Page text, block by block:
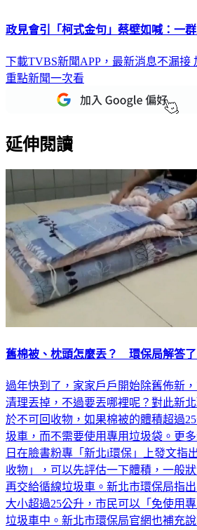
政見會引「柯式金句」蔡壁如喊：一
下載TVBS新聞APP，最新消息不漏接
重點新聞一次看
延伸閱讀
舊棉被、枕頭怎麼丟？ 環保局解答了
過年快到了，家家戶戶開始除舊佈新
清理丟掉，不過要丟哪裡呢？對此新
於不可回收物，如果棉被的體積超過
圾車，而不需要使用專用垃圾袋。更
日在臉書粉專「新北i環保」上發文指
收物」，可以先評估一下體積，一般
再交給循線垃圾車。新北市環保局指
大小超過25公升，市民可以「免使用
垃圾車中。新北市環保局官網也補充